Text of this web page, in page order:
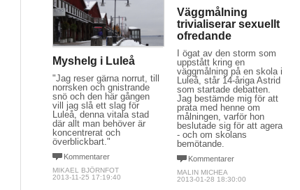
Myshelg i Luleå
"Jag reser gärna norrut, till
norrsken och gnistrande
snö och den här gången
vill jag slå ett slag för
Luleå, denna vitala stad
där allt man behöver är
koncentrerat och
överblickbart."
Kommentarer
MIKAEL BJÖRNFOT
2013-11-25 17:19:40
Väggmålning
trivialiserar sexuellt
ofredande
I ögat av den storm som
uppstått kring en
väggmålning på en skola i
Luleå, står 14-åriga Astrid
som startade debatten.
Jag bestämde mig för att
prata med henne om
målningen, varför hon
beslutade sig för att agera
- och om skolans
bemötande.
Kommentarer
MALIN MICHEA
2013-01-28 18:30:00